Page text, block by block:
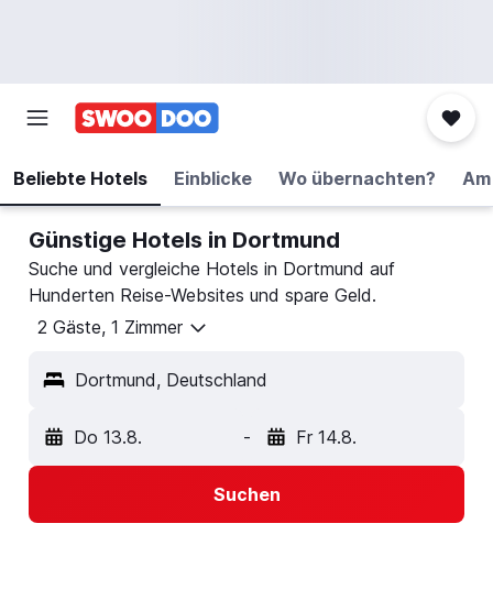
Beliebte Hotels Einblicke Wo übernachten?
Günstige Hotels in Dortmund
Suche und vergleiche Hotels in Dortmund auf
Hunderten Reise-Websites und spare Geld.
2 Gäste, 1 Zimmer
Dortmund, Deutschland
Do 13.8. - Fr 14.8.
Suchen